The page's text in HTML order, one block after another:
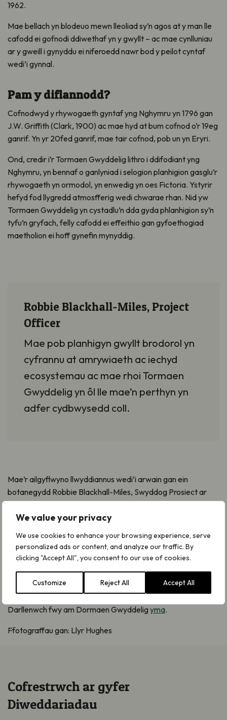
We value your privacy
We use cookies to enhance your browsing experience, serve
personalized ads or content, and analyze our traffic. By
clicking "Accept All", you consent to our use of cookies.
Customize Reject All Accept All
1962.
Mae bellach yn blodeuo mewn lleoliad sy’n agos at y man lle
cafodd ei gofnodi ddiwethaf yn y gwyllt – ac mae cynlluniau
ar y gweill i gynyddu ei niferoedd nawr bod y peilot cyntaf
wedi’i gynnal.
Pam y diflannodd?
Cofnodwyd y rhywogaeth gyntaf yng Nghymru yn 1796 gan
J.W. Griffith (Clark, 1900) ac mae hyd at bum cofnod o’r 19eg
ganrif. Yn yr 20fed ganrif, mae tair cofnod, pob un yn Eryri.
Ond, credir i’r Tormaen Gwyddelig lithro i ddifodiant yng
Nghymru, yn bennaf o ganlyniad i selogion planhigion gasglu’r
rhywogaeth yn ormodol, yn enwedig yn oes Fictoria. Ystyrir
hefyd fod llygredd atmosfferig wedi chwarae rhan. Nid yw
Tormaen Gwyddelig yn cystadlu’n dda gyda phlanhigion sy’n
tyfu’n gryfach, felly cafodd ei effeithio gan gyfoethogiad
maetholion ei hoff gynefin mynyddig.
Robbie Blackhall-Miles, Project
Officer
Mae pob planhigyn gwyllt brodorol yn
cyfrannu at amrywiaeth ac iechyd
ecosystemau ac mae rhoi Tormaen
Gwyddelig yn ôl lle mae’n perthyn yn
adfer cydbwysedd coll.
Mae’r ailgyflwyno llwyddiannus wedi’i arwain gan ein
botanegydd Robbie Blackhall-Miles, Swyddog Prosiect ar
gyfer prosiect partneriaeth cadwraeth Tlysau Mynydd Eryri
sy’n anelu at sicrhau dyfodol rhai o’n planhigion a’n
Digwyddodd yr allblannu ar dir y gofelir amdano gan yr
Ymddiriedolaeth Genedlaethol ac yn y misoedd i ddod bydd
botanegwyr yn cynnal arolygon i sefydlu’r mannau gorau i
ailgyflwyno’r rhywogaeth yn llawn i’r gwyllt.
Darllenwch fwy am Dormaen Gwyddelig yma.
Ffotograffau gan: Llyr Hughes
Cofrestrwch ar gyfer
Diweddariadau